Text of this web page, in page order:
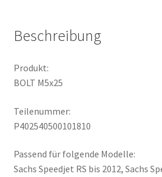
Beschreibung
Produkt:
BOLT M5x25
Teilenummer:
P402540500101810
Passend für folgende Modelle:
Sachs Speedjet RS bis 2012, Sachs